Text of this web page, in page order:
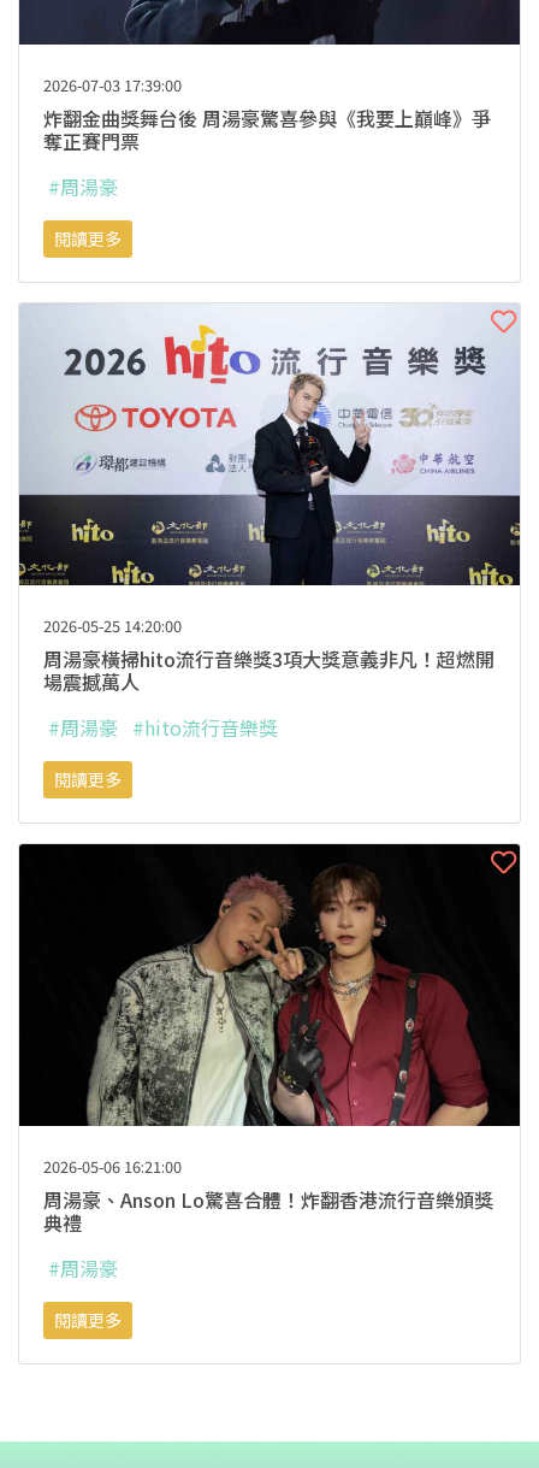
2026-07-03 17:39:00
炸翻金曲獎舞台後 周湯豪驚喜參與《我要上巔峰》爭
奪正賽門票
#周湯豪
閱讀更多
2026-05-25 14:20:00
周湯豪橫掃hito流行音樂獎3項大獎意義非凡！超燃開
場震撼萬人
#周湯豪 #hito流行音樂獎
閱讀更多
2026-05-06 16:21:00
周湯豪、Anson Lo驚喜合體！炸翻香港流行音樂頒獎
典禮
#周湯豪
閱讀更多